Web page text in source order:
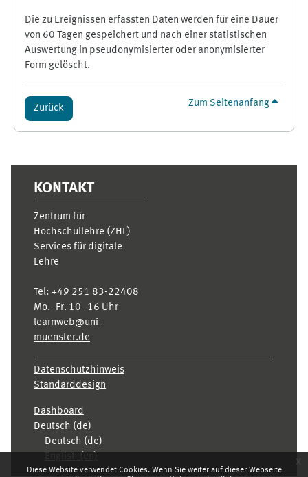
Diese Website verwendet Cookies. Wenn Sie weiter auf dieser Webseite
x
Die zu Ereignissen erfassten Daten werden für eine Dauer
von 60 Tagen gespeichert und nach einer statistischen
Auswertung in pseudonymisierter oder anonymisierter
Form gelöscht.
Zurück Zum Seitenanfang
KONTAKT
Zentrum für
Hochschullehre (ZHL)
Services für digitale
Lehre
Tel: +49 251 83-22408
Mo.- Fr. 10–16 Uhr
learnweb@uni-
muenster.de
Datenschutzhinweis
Standarddesign
Dashboard
Deutsch ‎(de)‎
Deutsch ‎(de)‎